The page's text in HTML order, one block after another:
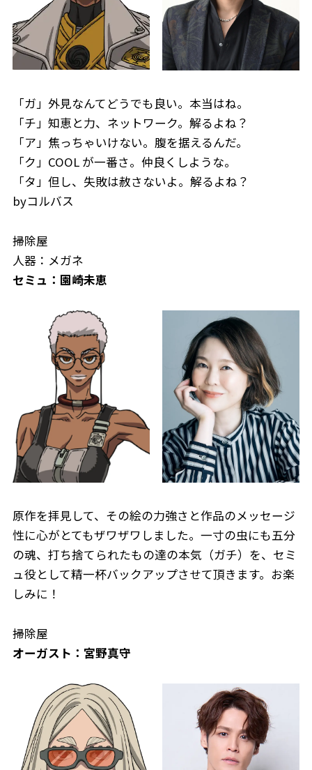
「ガ」外見なんてどうでも良い。本当はね。
「チ」知恵と力、ネットワーク。解るよね？
「ア」焦っちゃいけない。腹を据えるんだ。
「ク」COOL が一番さ。仲良くしような。
「タ」但し、失敗は赦さないよ。解るよね？
byコルバス
掃除屋
人器：メガネ
セミュ：園崎未恵
原作を拝見して、その絵の力強さと作品のメッセージ
性に心がとてもザワザワしました。一寸の虫にも五分
の魂、打ち捨てられたもの達の本気（ガチ）を、セミ
ュ役として精一杯バックアップさせて頂きます。お楽
しみに！
掃除屋
オーガスト：宮野真守